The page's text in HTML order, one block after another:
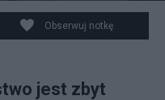
Żmijewski
Obserwuj notkę
jest zbyt